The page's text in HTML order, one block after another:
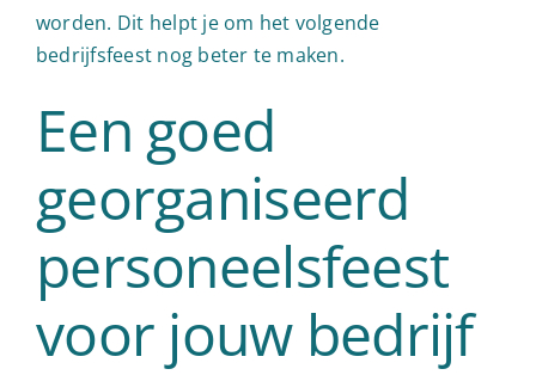
worden. Dit helpt je om het volgende
bedrijfsfeest nog beter te maken.
Een goed
georganiseerd
personeelsfeest
voor jouw bedrijf